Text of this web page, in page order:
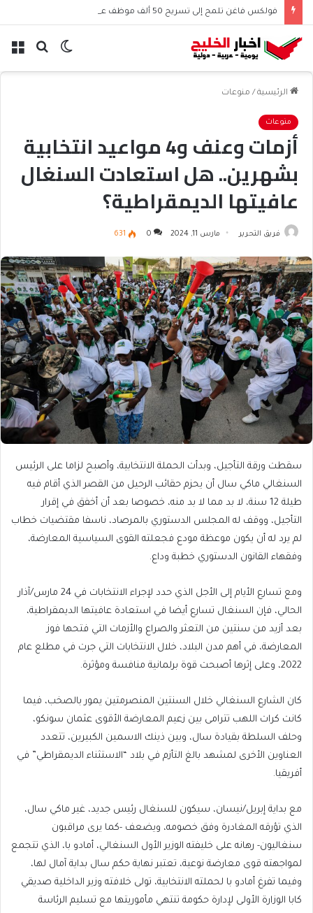
فولكس فاغن تلمح إلى تسريح 50 ألف موظف عالميًا
بحث الوضع
الرئيسية / منوعات
منوعات
أزمات وعنف و4 مواعيد انتخابية
بشهرين.. هل استعادت السنغال
عافيتها الديمقراطية؟
فريق التحرير مارس 11, 2024 0
631
سقطت ورقة التأجيل، وبدأت الحملة الانتخابية، وأصبح لزاما على الرئيس
السنغالي ماكي سال أن يحزم حقائب الرحيل من القصر الذي أقام فيه
طيلة 12 سنة، لا بد مما لا بد منه، خصوصا بعد أن أخفق في إقرار
التأجيل، ووقف له المجلس الدستوري بالمرصاد، ناسفا مقتضيات خطاب
لم يرد له أن يكون موعظة مودع فجعلته القوى السياسية المعارضة،
وفقهاء القانون الدستوري خطبة وداع.
ومع تسارع الأيام إلى الأجل الذي حدد لإجراء الانتخابات في 24 مارس/آذار
الحالي، فإن السنغال تسارع أيضا في استعادة عافيتها الديمقراطية،
بعد أزيد من سنتين من التعثر والصراع والأزمات التي فتحها فوز
المعارضة، في أهم مدن البلاد، خلال الانتخابات التي جرت في مطلع عام
2022، وعلى إثرها أصبحت قوة برلمانية منافسة ومؤثرة.
كان الشارع السنغالي خلال السنتين المنصرمتين يمور بالصخب، فيما
كانت كرات اللهب تترامى بين زعيم المعارضة الأقوى عثمان سونكو،
وحلف السلطة بقيادة سال، وبين ذينك الاسمين الكبيرين، تتعدد
العناوين الأخرى لمشهد بالغ التأزم في بلاد “الاستثناء الديمقراطي” في
أفريقيا.
مع بداية إبريل/نيسان، سيكون للسنغال رئيس جديد، غير ماكي سال،
الذي تؤرقه المغادرة وفق خصومه، ويضعف -كما يرى مراقبون
سنغاليون- رهانه على خليفته الوزير الأول السنغالي، أمادو با، الذي تتجمع
لمواجهته قوى معارضة نوعية، تعتبر نهاية حكم سال بداية آمال لها،
وفيما تفرغ أمادو با لحملته الانتخابية، تولى خلافته وزير الداخلية صديقي
كابا الوزارة الأولى لإدارة حكومة تنتهي مأموريتها مع تسليم الرئاسة